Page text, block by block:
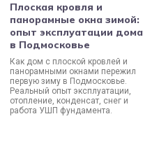
Плоская кровля и
панорамные окна зимой:
опыт эксплуатации дома
в Подмосковье
Как дом с плоской кровлей и
панорамными окнами пережил
первую зиму в Подмосковье.
Реальный опыт эксплуатации,
отопление, конденсат, снег и
работа УШП фундамента.